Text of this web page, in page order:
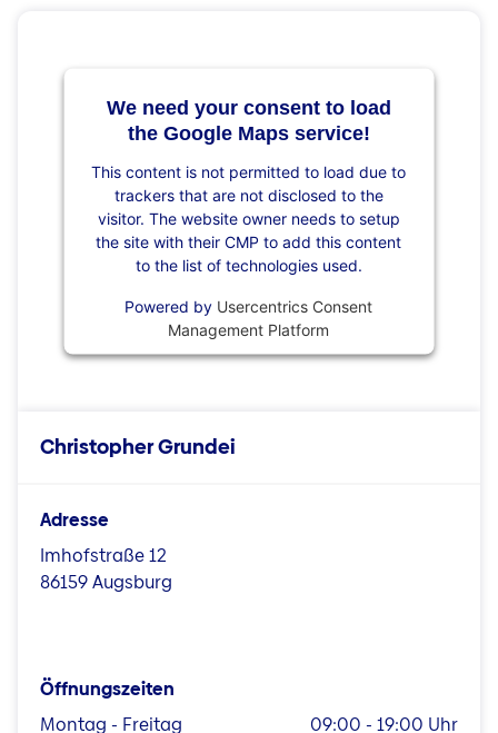
We need your consent to load
the Google Maps service!
This content is not permitted to load due to
trackers that are not disclosed to the
visitor. The website owner needs to setup
the site with their CMP to add this content
to the list of technologies used.
Powered by Usercentrics Consent
Management Platform
Christopher Grundei
Adresse
Imhofstraße 12
86159 Augsburg
Öffnungszeiten
Montag - Freitag
09:00 - 19:00 Uhr